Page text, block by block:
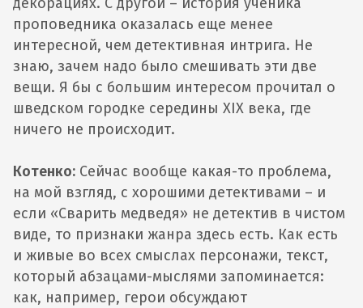
проповедника оказалась еще менее
интересной, чем детективная интрига. Не
знаю, зачем надо было смешивать эти две
вещи. Я бы с большим интересом прочитал о
шведском городке середины XIX века, где
ничего не происходит.
Котенко: Сейчас вообще какая-то проблема,
на мой взгляд, с хорошими детективами – и
если «Сварить медведя» не детектив в чистом
виде, то признаки жанра здесь есть. Как есть
и живые во всех смыслах персонажи, текст,
который абзацами-мыслями запоминается:
как, например, герои обсуждают